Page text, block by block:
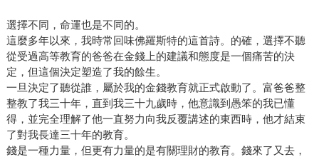
選擇不同，命運也是不同的。
這麼多年以來，我時常回味佛羅斯特的這首詩。的確，選擇不聽
從受過高等教育的爸爸在金錢上的建議和態度是一個痛苦的決
定，但這個決定塑造了我的餘生。
一旦決定了聽從誰，屬於我的金錢教育就正式啟動了。富爸爸整
整教了我三十年，直到我三十九歲時，他意識到愚笨的我已懂
得，並完全理解了他一直努力向我反覆講述的東西時，他才結束
了對我長達三十年的教育。
錢是一種力量，但更有力量的是有關理財的教育。錢來了又去，